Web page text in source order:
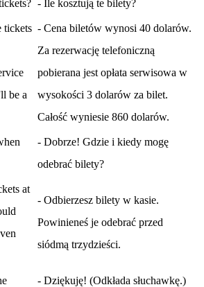
- Ile kosztują te bilety?
tickets
be a
- Cena biletów wynosi 40 dolarów.
Za rezerwację telefoniczną
pobierana jest opłata serwisowa w
wysokości 3 dolarów za bilet.
Całość wyniesie 860 dolarów.
- Dobrze! Gdzie i kiedy mogę
odebrać bilety?
at
- Odbierzesz bilety w kasie.
Powinieneś je odebrać przed
siódmą trzydzieści.
- Dziękuję! (Odkłada słuchawkę.)